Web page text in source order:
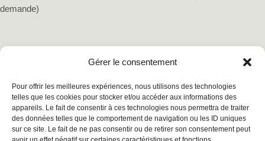
Gérer le consentement
Pour offrir les meilleures expériences, nous utilisons des technologies
telles que les cookies pour stocker et/ou accéder aux informations des
appareils. Le fait de consentir à ces technologies nous permettra de traiter
des données telles que le comportement de navigation ou les ID uniques
sur ce site. Le fait de ne pas consentir ou de retirer son consentement peut
demande)